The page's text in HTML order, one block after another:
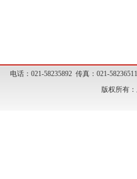
电话：021-58235892 传真：021-
版权所有